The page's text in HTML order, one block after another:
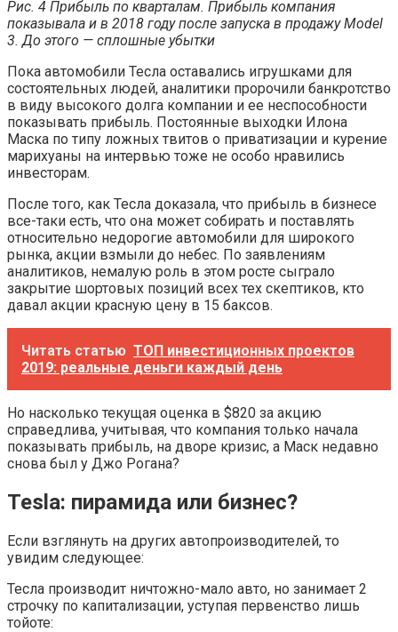
Рис. 4 Прибыль по кварталам. Прибыль компания
показывала и в 2018 году после запуска в продажу Model
3. До этого — сплошные убытки
Пока автомобили Тесла оставались игрушками для
состоятельных людей, аналитики пророчили банкротство
в виду высокого долга компании и ее неспособности
показывать прибыль. Постоянные выходки Илона
Маска по типу ложных твитов о приватизации и курение
марихуаны на интервью тоже не особо нравились
инвесторам.
После того, как Тесла доказала, что прибыль в бизнесе
все-таки есть, что она может собирать и поставлять
относительно недорогие автомобили для широкого
рынка, акции взмыли до небес. По заявлениям
аналитиков, немалую роль в этом росте сыграло
закрытие шортовых позиций всех тех скептиков, кто
давал акции красную цену в 15 баксов.
Читать статью ТОП инвестиционных проектов
2019: реальные деньги каждый день
Но насколько текущая оценка в $820 за акцию
справедлива, учитывая, что компания только начала
показывать прибыль, на дворе кризис, а Маск недавно
снова был у Джо Рогана?
Tesla: пирамида или бизнес?
Если взглянуть на других автопроизводителей, то
увидим следующее:
Тесла производит ничтожно-мало авто, но занимает 2
строчку по капитализации, уступая первенство лишь
тойоте: